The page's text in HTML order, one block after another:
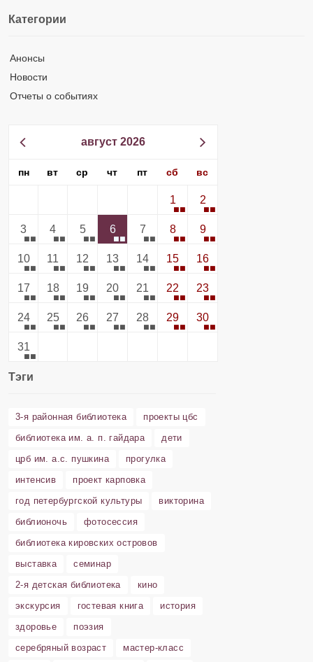
Категории
Анонсы
Новости
Отчеты о событиях
август 2026
пн вт ср чт пт сб вс
1 2
3 4 5 6 7 8 9
10 11 12 13 14 15 16
17 18 19 20 21 22 23
24 25 26 27 28 29 30
31
Тэги
3-я районная библиотека
проекты цбс
библиотека им. а. п. гайдара
дети
црб им. а.с. пушкина
прогулка
интенсив
проект карповка
год петербургской культуры
викторина
библионочь
фотосессия
библиотека кировских островов
выставка
семинар
2-я детская библиотека
кино
экскурсия
гостевая книга
история
здоровье
поэзия
серебряный возраст
мастер-класс